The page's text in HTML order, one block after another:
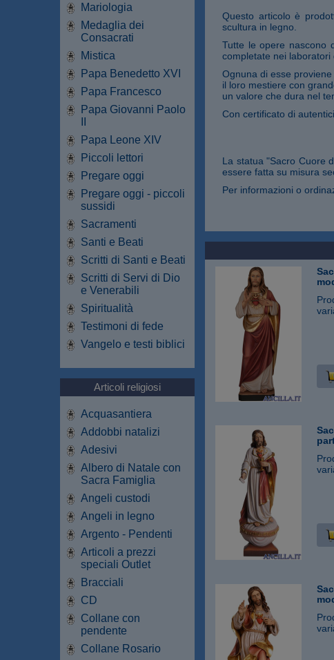
Mariologia
Medaglia dei
Consacrati
Mistica
Papa Benedetto XVI
Papa Francesco
Papa Giovanni Paolo
Papa Leone XIV
Piccoli lettori
Pregare oggi
Pregare oggi - piccoli
sussidi
Sacramenti
Santi e Beati
Scritti di Santi e Beati
Scritti di Servi di Dio
e Venerabili
Spiritualità
Testimoni di fede
Vangelo e testi biblici
Articoli religiosi
Acquasantiera
Addobbi natalizi
Adesivi
Albero di Natale con
Sacra Famiglia
Angeli custodi
Angeli in legno
Argento - Pendenti
Articoli a prezzi
speciali Outlet
Bracciali
CD
Collane con
pendente
Collane Rosario
Questo articolo è
scultura in legno.
Tutte le opere nascono
completate nei laboratori
Ognuna di esse
il loro mestiere con
un valore che dura nel
Con certificato di
La statua "Sacro Cuore
essere fatta su misura
Per informazioni o